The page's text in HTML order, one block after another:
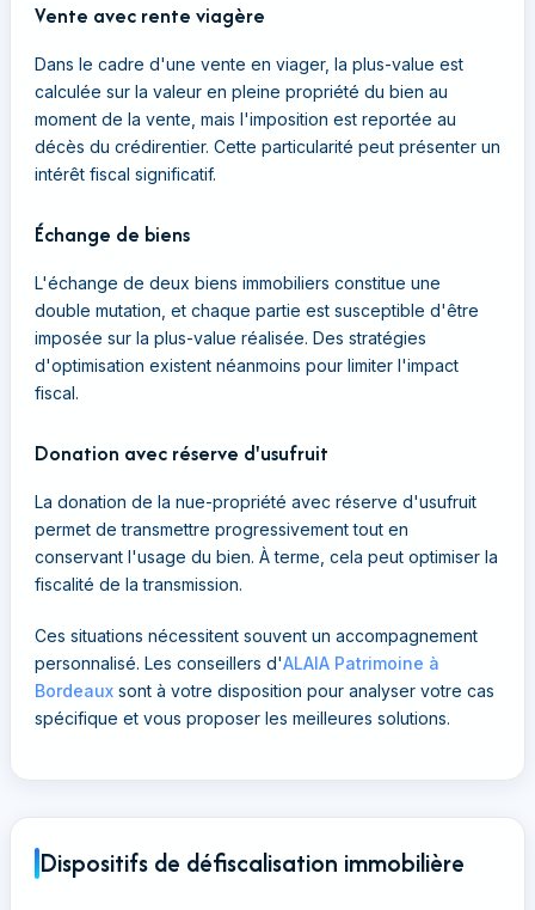
Vente avec rente viagère
Dans le cadre d'une vente en viager, la plus-value est
calculée sur la valeur en pleine propriété du bien au
moment de la vente, mais l'imposition est reportée au
décès du crédirentier. Cette particularité peut présenter un
intérêt fiscal significatif.
Échange de biens
L'échange de deux biens immobiliers constitue une
double mutation, et chaque partie est susceptible d'être
imposée sur la plus-value réalisée. Des stratégies
d'optimisation existent néanmoins pour limiter l'impact
fiscal.
Donation avec réserve d'usufruit
La donation de la nue-propriété avec réserve d'usufruit
permet de transmettre progressivement tout en
conservant l'usage du bien. À terme, cela peut optimiser la
fiscalité de la transmission.
Ces situations nécessitent souvent un accompagnement
personnalisé. Les conseillers d'ALAIA Patrimoine à
Bordeaux sont à votre disposition pour analyser votre cas
spécifique et vous proposer les meilleures solutions.
Dispositifs de défiscalisation immobilière